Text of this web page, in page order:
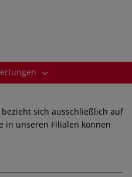
sich ausschließlich auf
in unseren Filialen können